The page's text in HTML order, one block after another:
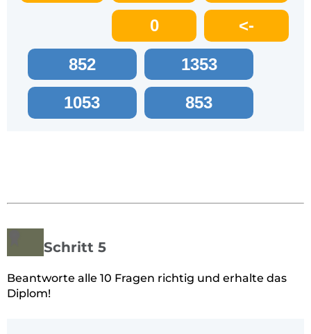
0 <-
852 1353
1053 853
Schritt 5
Beantworte alle 10 Fragen richtig und erhalte das
Diplom!